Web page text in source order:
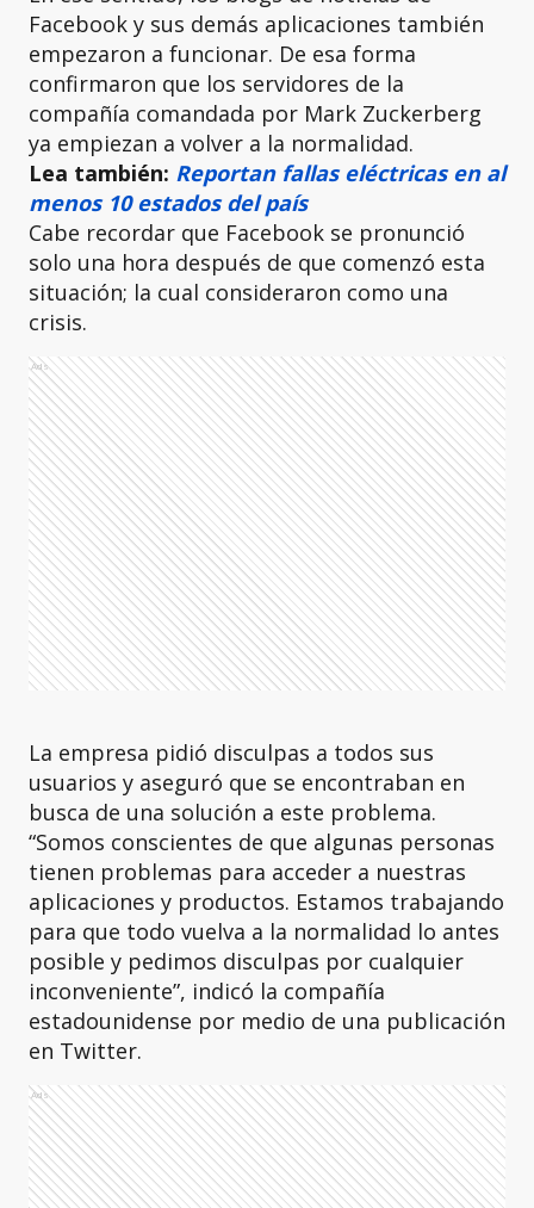
Facebook y sus demás aplicaciones también
empezaron a funcionar. De esa forma
confirmaron que los servidores de la
compañía comandada por Mark Zuckerberg
ya empiezan a volver a la normalidad.
Lea también: Reportan fallas eléctricas en al
menos 10 estados del país
Cabe recordar que Facebook se pronunció
solo una hora después de que comenzó esta
situación; la cual consideraron como una
crisis.
Ads
La empresa pidió disculpas a todos sus
usuarios y aseguró que se encontraban en
busca de una solución a este problema.
“Somos conscientes de que algunas personas
tienen problemas para acceder a nuestras
aplicaciones y productos. Estamos trabajando
para que todo vuelva a la normalidad lo antes
posible y pedimos disculpas por cualquier
inconveniente”, indicó la compañía
estadounidense por medio de una publicación
en Twitter.
Ads